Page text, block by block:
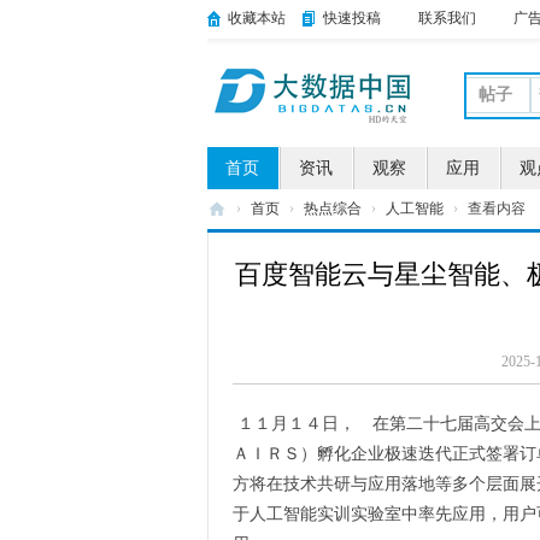
收藏本站 快速投稿 联系我们 广
帖子
首页 资讯 观察 应用 观
› 首页 › 热点综合 › 人工智能 › 查看内容
百度智能云与星尘智能、
2025-
１１月１４日， 在第二十七届高交会
ＡＩＲＳ）孵化企业极速迭代正式签署
方将在技术共研与应用落地等多个层面
于人工智能实训实验室中率先应用，用